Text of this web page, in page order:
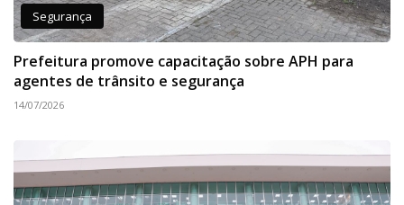
Segurança
Prefeitura promove capacitação sobre APH para
agentes de trânsito e segurança
14/07/2026